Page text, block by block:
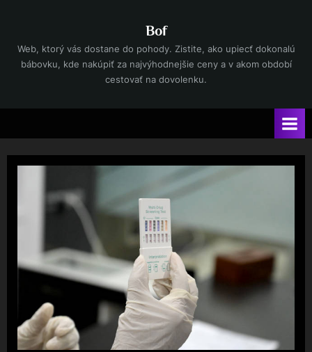
content
Bof
Web, ktorý vás dostane do pohody. Zistite, ako upiecť dokonalú
bábovku, kde nakúpiť za najvýhodnejšie ceny a v akom období
cestovať na dovolenku.